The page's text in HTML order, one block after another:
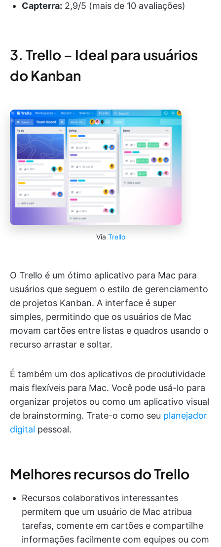
Capterra: 2,9/5 (mais de 10 avaliações)
3. Trello – Ideal para usuários
do Kanban
Via Trello
O Trello é um ótimo aplicativo para Mac para
usuários que seguem o estilo de gerenciamento
de projetos Kanban. A interface é super
simples, permitindo que os usuários de Mac
movam cartões entre listas e quadros usando o
recurso arrastar e soltar.
É também um dos aplicativos de produtividade
mais flexíveis para Mac. Você pode usá-lo para
organizar projetos ou como um aplicativo visual
de brainstorming. Trate-o como seu planejador
digital pessoal.
Melhores recursos do Trello
Recursos colaborativos interessantes
permitem que um usuário de Mac atribua
tarefas, comente em cartões e compartilhe
informações facilmente com equipes ou com